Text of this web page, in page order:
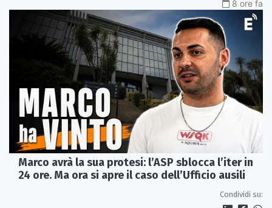
8 ore fa
Marco avrà la sua protesi: l’ASP sblocca l’iter in
24 ore. Ma ora si apre il caso dell’Ufficio ausili
Condividi su: